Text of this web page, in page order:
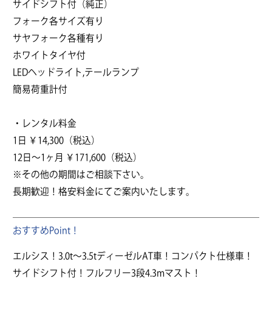
サイドシフト付（純正）
フォーク各サイズ有り
サヤフォーク各種有り
ホワイトタイヤ付
LEDヘッドライト,テールランプ
簡易荷重計付
・レンタル料金
1日 ￥14,300（税込）
12日～1ヶ月 ￥171,600（税込）
※その他の期間はご相談下さい。
長期歓迎！格安料金にてご案内いたします。
おすすめPoint！
エルシス！3.0t～3.5tディーゼルAT車！コンパクト仕様車！
サイドシフト付！フルフリー3段4.3mマスト！